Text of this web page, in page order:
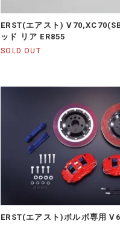
ERST(エアスト)
ッド リア ER855
SOLD OUT
ERST(エアスト)ボルボ専用